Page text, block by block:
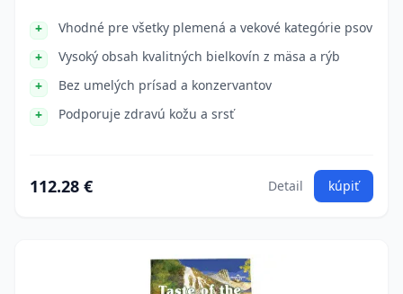
Vhodné pre všetky plemená a vekové kategórie psov
Vysoký obsah kvalitných bielkovín z mäsa a rýb
Bez umelých prísad a konzervantov
Podporuje zdravú kožu a srsť
112.28 € Detail kúpiť